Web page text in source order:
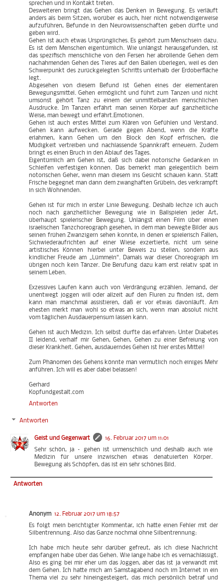
sprechen und in Kontakt treten.
Desweiteren bringt das Gehen das Denken in Bewegung. Es verläuft
anders als beim Sitzen, worüber es auch, hier nicht notwendigerweise
aufzuführen, Befunde in den Neurowissenschaften geben dürfte und
geben wird.
Gehen ist auch etwas Ursprüngliches. Es gehört zum Menschsein dazu.
Es ist dem Menschen eigentümlich. Wie unlängst herausgefunden, ist
das spezifisch menschliche von den Fersen her abrollende Gehen dem
nachahmenden Gehen des Tieres auf den Ballen überlegen, weil es den
Schwerpunkt des zurückgelegten Schritts unterhalb der Erdoberfläche
legt.
Abgesehen von diesem Befund ist Gehen eines der elementaren
Bewegungsmittel. Gehen ermöglicht und führt zum Tanzen und nicht
umsonst gehört Tanz zu einem der unmittelbarsten menschlichen
Ausdrucke. Im Tanzen erfährt man seinen Körper auf ganzheitliche
Weise, man bewegt und erfährt.Emotionen.
Gehen ist auch erstes Mittel zum Klären von Gefühlen und Verstand.
Gehen kann aufwecken. Gerade gegen Abend, wenn die Kräfte
erlahmen, kann Gehen um den Block den Kopf erfrischen, die
Müdigkeit vertreiben und nachlassende Spannkraft erneuern. Zudem
bringt es einen Bruch in den Ablauf des Tages.
Eigentümlich am Gehen ist, daß sich dabei notorische Gedanken in
Schleifen verfestigen können. Das bemerkt man gelegentlich beim
notorischen Geher, wenn man diesem ins Gesicht schauen kann. Statt
Frische begegnet man dann dem zwanghaften Grübeln, des verkrampft
in sich Wohnenden.
Gehen ist für mich in erster Linie Bewegung. Deshalb lechze ich auch
noch nach ganzheitlicher Bewegung wie in Ballspielen jeder Art,
überhaupt spielerischer Bewegung. Unlängst einen Film über einen
israelischen Tanzchoreograph gesehen, in dem man bewegte Bilder aus
seinen frühen Zwanzigern sehen konnte, in denen er spielerisch Fallen,
Sichwiederaufrichten auf einer Wiese exzertierte, nicht um seine
artistisches Können hierbei unter Beweis zu stellen, sondern aus
kindlicher Freude am „Lümmeln“. Damals war dieser Choreograph im
übrigen noch kein Tänzer. Die Berufung dazu kam erst relativ spät in
seinem Leben.
Exzessives Laufen kann auch von Verdrängung erzählen. Jemand, der
unentwegt joggen will oder allzeit auf den Fluren zu finden ist, dem
kann man manchmal assistieren, daß er vor etwas davonläuft. Am
ehesten merkt man wohl so etwas an sich, wenn man absolut nicht
vom täglichen Ausdauerpensum lassen kann.
Gehen ist auch Medizin. Ich selbst durfte das erfahren: Unter Diabetes
II leidend, verhalf mir Gehen, Gehen, Gehen zu einer Befreiung von
dieser Krankheit. Gehen, ausdauerndes Gehen ist hier erstes Mittel!
Zum Phänomen des Gehens könnte man vermutlich noch einiges Mehr
anführen. Ich will es aber dabei belassen!
Gerhard
Kopfundgestalt.com
Antworten
Antworten
Geist und Gegenwart
16. Februar 2017 um 11:01
Sehr schön, ja – gehen ist urmenschlich und deshalb auch wie
Medizin für unsere inzwischen etwas denatuierten Körper.
Bewegung als Schöpfen, das ist ein sehr schönes Bild.
Antworten
Anonym 12. Februar 2017 um 18:57
Es folgt mein berichtigter Kommentar, ich hatte einen Fehler mit der
Silbentrennung. Also das Ganze nochmal ohne Silbentrennung:
Ich habe mich heute sehr darüber gefreut, als ich diese Nachricht
empfangen habe über das Gehen. Wie lange habe ich es vernachlässigt.
Also es ging bei mir eher um das Joggen, aber das ist ja verwandt mit
dem Gehen. Ich hatte mich am Samstagabend noch im Internet in ein
Thema viel zu sehr hineingesteigert, das mich persönlich betraf und